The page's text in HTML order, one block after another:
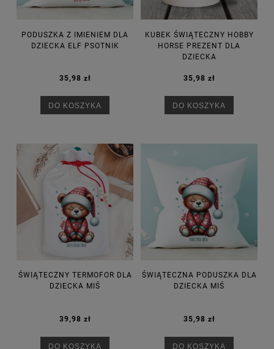
PODUSZKA Z IMIENIEM DLA
DZIECKA ELF PSOTNIK
35,98 zł
DO KOSZYKA
KUBEK ŚWIĄTECZNY HOBBY
HORSE PREZENT DLA
DZIECKA
35,98 zł
DO KOSZYKA
ŚWIĄTECZNY TERMOFOR DLA
DZIECKA MIŚ
39,98 zł
DO KOSZYKA
ŚWIĄTECZNA PODUSZKA DLA
DZIECKA MIŚ
35,98 zł
DO KOSZYKA